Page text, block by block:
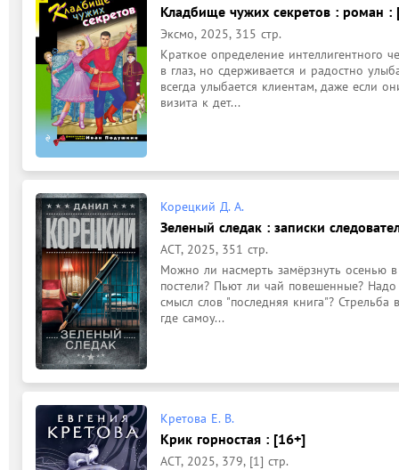
Кладбище чужих секретов : роман :
Эксмо, 2025, 315 стр.
Краткое определение интеллигентного
в глаз, но сдерживается и радостно
всегда улыбается клиентам, даже если
визита к дет...
Корецкий Д. А.
Зеленый следак : записки
АСТ, 2025, 351 стр.
Можно ли насмерть замёрзнуть осенью
постели? Пьют ли чай повешенные?
смысл слов "последняя книга"? Стрельба
где самоу...
Кретова Е. В.
Крик горностая : [16+]
АСТ, 2025, 379, [1] стр.